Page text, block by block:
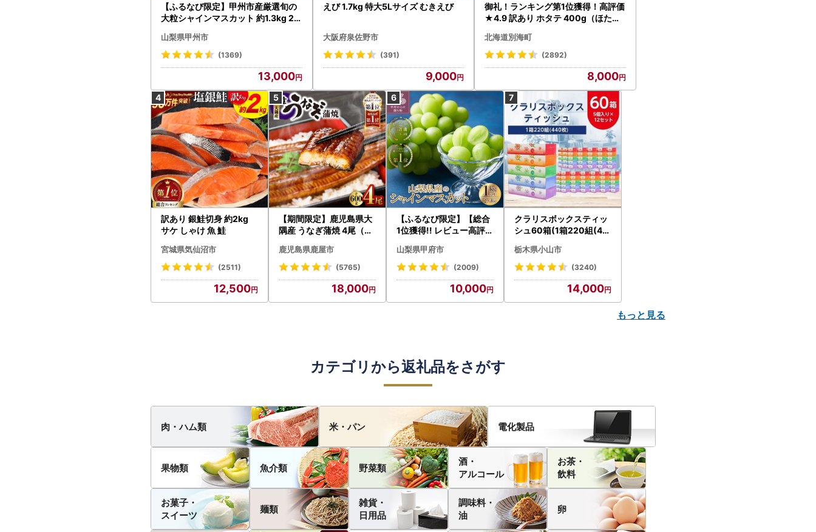
【ふるなび限定】甲州市産厳選旬の
大粒シャインマスカット 約1.3kg 2
472 FN-Limited-VO シャインマス
カット フルーツ
山梨県甲州市
(1369)
13,000
えび 1.7kg 特大5Lサイズ むきえび
大阪府泉佐野市
(391)
9,000
御礼！ランキング第1位獲得！高評価
★4.9 訳あり ホタテ 400g（ほたて
北海道別海町
(2892)
8,000
訳あり 銀鮭切身 約2kg
サケ しゃけ 魚 鮭
宮城県気仙沼市
(2511)
12,500
【期間限定】鹿児島県大
隅産 うなぎ蒲焼 4尾（60
cp18 うなぎ 鰻 魚 惣菜 総
菜
鹿児島県鹿屋市
(5765)
18,000
【ふるなび限定】【総合
1位獲得!! レビュー高評価
〉山梨県産 シャインマス
カット 2～3房（1.0kg以
N-Limited-SP
山梨県甲府市
(2009)
10,000
クラリスボックスティッ
シュ60箱(1箱220組(44
ト)【配送不可地域：離島
・沖縄県】【1256759】
栃木県小山市
(3240)
14,000
もっと見る
カテゴリから返礼品をさがす
肉・ハム類 米・パン 電化製品
果物類 魚介類 野菜類
酒・
アルコール
お茶・
飲料
お菓子・
スイーツ
麺類
雑貨・
日用品
調味料・
油
卵